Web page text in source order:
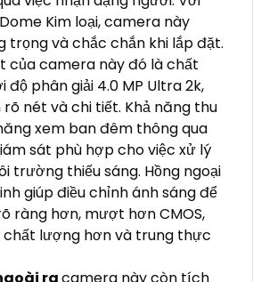
Kim loại, camera này
trọng và chắc chắn khi lắp đặt.
của camera này đó là chất
độ phân giải 4.0 MP Ultra 2k,
nét và chi tiết. Khả năng thu
xem ban đêm thông qua
sát phù hợp cho việc xử lý
trường thiếu sáng. Hồng ngoại
giúp điều chỉnh ánh sáng để
ràng hơn, mượt hơn CMOS,
chất lượng hơn và trung thực